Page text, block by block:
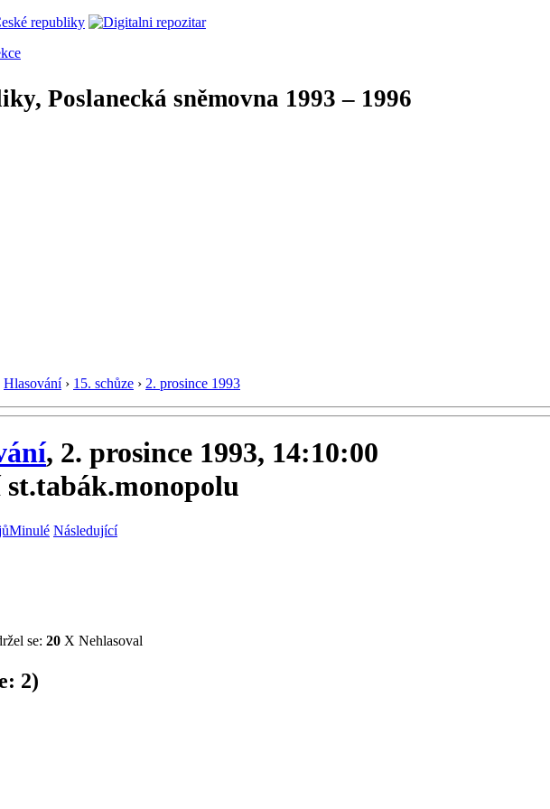
Poslanecká sněmovna 1993 – 1996
Hlasování › 15. schůze › 2. prosince 1993
, 2. prosince 1993, 14:10:00
Minulé Následující
se: 20 X Nehlasoval
2)